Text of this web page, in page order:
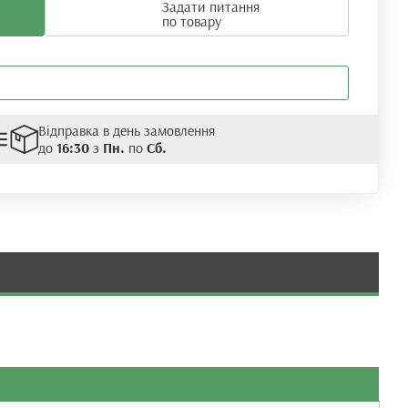
Задати питання
по товару
Відправка в день замовлення
до16:30 з Пн. поСб.